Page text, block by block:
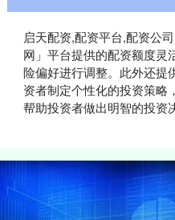
启天配资,配资平台,配资公
网」平台提供的配资额度灵
险偏好进行调整。此外还提
资者制定个性化的投资策略
帮助投资者做出明智的投资